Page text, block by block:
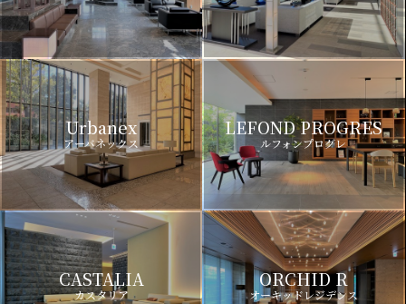
Urbanex
アーバネックス
LEFOND PROGRES
ルフォンプログレ
CASTALIA
カスタリア
ORCHID R
オーキッドレジデンス